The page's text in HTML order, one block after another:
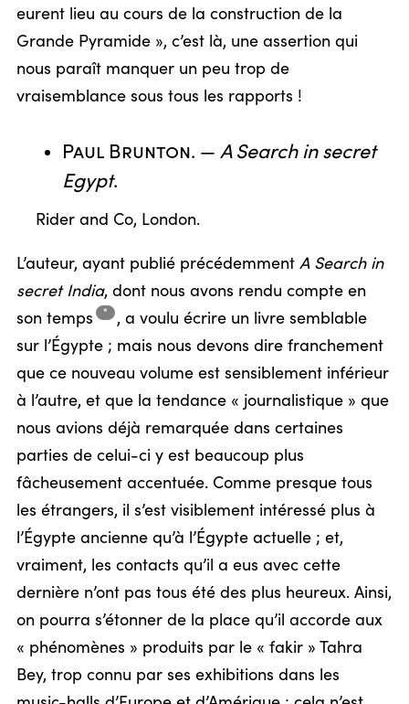
eurent lieu au cours de la construction de la
Grande Pyramide », c’est là, une assertion qui
nous paraît manquer un peu trop de
vraisemblance sous tous les rapports !
Paul Brunton. — A Search in secret
Egypt.
Rider and Co, London.
L’auteur, ayant publié précédemment A Search in
secret India, dont nous avons rendu compte en
son temps * , a voulu écrire un livre semblable
sur l’Égypte ; mais nous devons dire franchement
que ce nouveau volume est sensiblement inférieur
à l’autre, et que la tendance « journalistique » que
nous avions déjà remarquée dans certaines
parties de celui-ci y est beaucoup plus
fâcheusement accentuée. Comme presque tous
les étrangers, il s’est visiblement intéressé plus à
l’Égypte ancienne qu’à l’Égypte actuelle ; et,
vraiment, les contacts qu’il a eus avec cette
dernière n’ont pas tous été des plus heureux. Ainsi,
on pourra s’étonner de la place qu’il accorde aux
« phénomènes » produits par le « fakir » Tahra
Bey, trop connu par ses exhibitions dans les